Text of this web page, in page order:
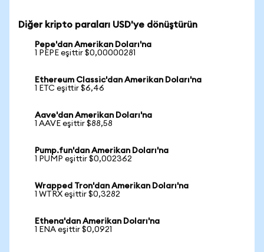
Diğer kripto paraları USD'ye dönüştürün
Pepe'dan Amerikan Doları'na
1 PEPE eşittir $0,00000281
Ethereum Classic'dan Amerikan Doları'na
1 ETC eşittir $6,46
Aave'dan Amerikan Doları'na
1 AAVE eşittir $88,58
Pump.fun'dan Amerikan Doları'na
1 PUMP eşittir $0,002362
Wrapped Tron'dan Amerikan Doları'na
1 WTRX eşittir $0,3282
Ethena'dan Amerikan Doları'na
1 ENA eşittir $0,0921